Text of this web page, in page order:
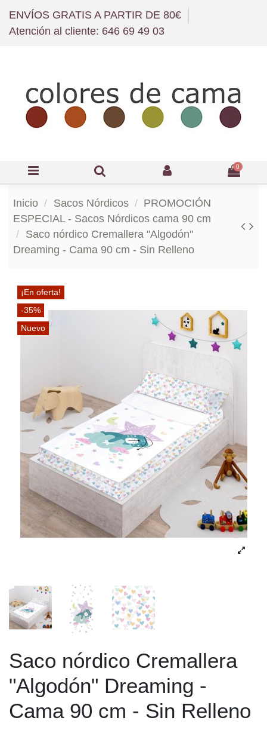
ENVÍOS GRATIS A PARTIR DE 80€
Atención al cliente: 646 69 49 03
0
Inicio Sacos Nórdicos
PROMOCIÓN
ESPECIAL - Sacos Nórdicos cama 90 cm
Saco nórdico Cremallera "Algodón"
Dreaming - Cama 90 cm - Sin Relleno
¡En oferta!
-35%
Nuevo
Saco nórdico Cremallera
"Algodón" Dreaming -
Cama 90 cm - Sin Relleno